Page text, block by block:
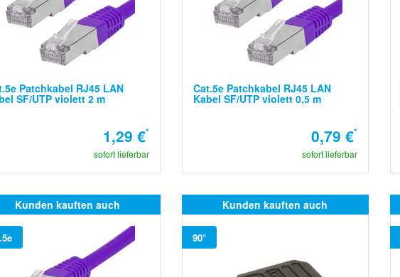
Patchkabel RJ45 LAN
SF/UTP violett 2 m
1,29 €*
sofort lieferbar
Cat.5e Patchkabel RJ45 LAN
Kabel SF/UTP violett 0,5 m
0,79 €*
sofort lieferbar
Kunden kauften auch Kunden kauften auch
90°